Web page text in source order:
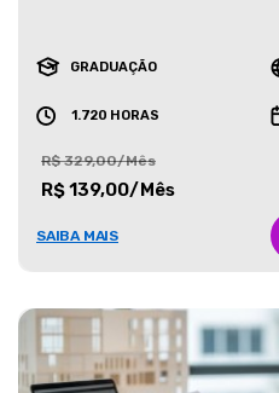
GRADUAÇÃO
1.720 HORAS
R$ 329,00/Mês
R$ 139,00/Mês
SAIBA MAIS